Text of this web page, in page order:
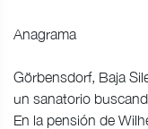
Anagrama
Görbensdorf, Baja
un sanatorio
En la pensión de